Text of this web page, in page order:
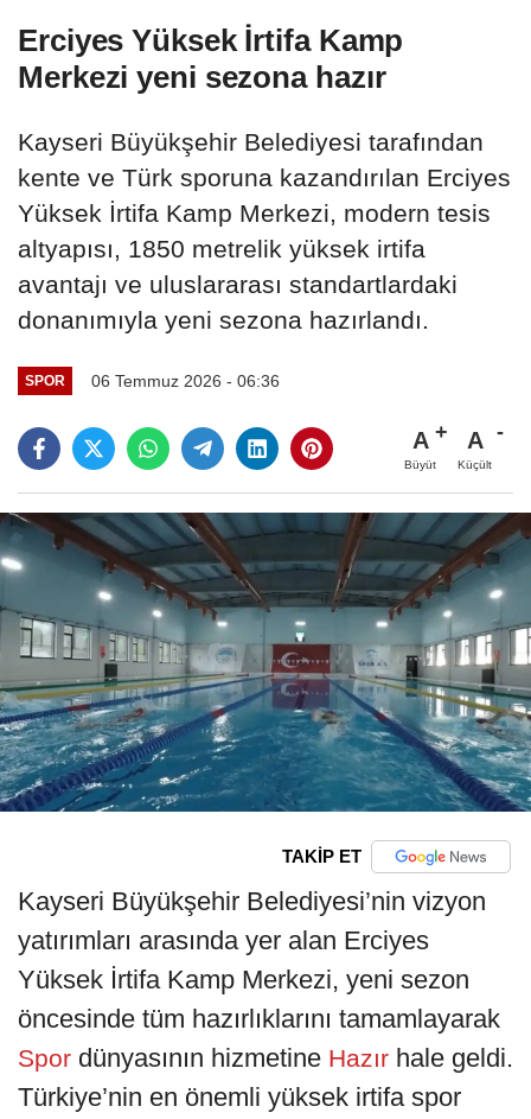
Erciyes Yüksek İrtifa Kamp
Merkezi yeni sezona hazır
Kayseri Büyükşehir Belediyesi tarafından
kente ve Türk sporuna kazandırılan Erciyes
Yüksek İrtifa Kamp Merkezi, modern tesis
altyapısı, 1850 metrelik yüksek irtifa
avantajı ve uluslararası standartlardaki
donanımıyla yeni sezona hazırlandı.
SPOR 06 Temmuz 2026 - 06:36
A
Büyüt
A
Küçült
TAKİP ET
Kayseri Büyükşehir Belediyesi’nin vizyon
yatırımları arasında yer alan Erciyes
Yüksek İrtifa Kamp Merkezi, yeni sezon
öncesinde tüm hazırlıklarını tamamlayarak
Spor dünyasının hizmetine Hazır hale geldi.
Türkiye’nin en önemli yüksek irtifa spor